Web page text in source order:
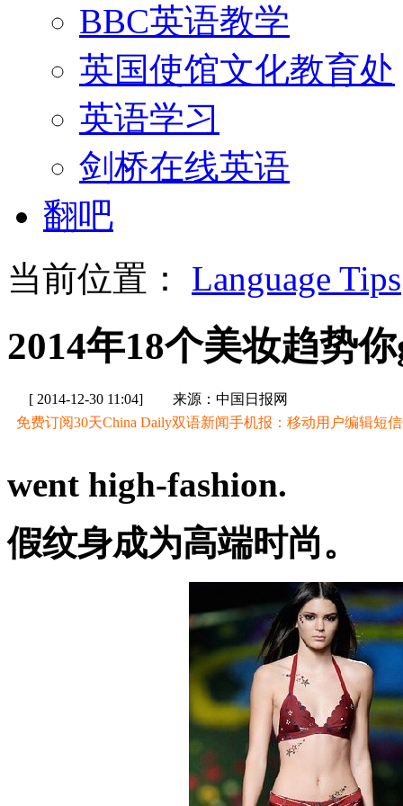
BBC英语教学
英国使馆文化教育处
英语学习
剑桥在线英语
翻吧
当前位置： Language Tips
2014年18个美妆趋势
[ 2014-12-30 11:04]
来源：中国日报网
免费订阅30天China Daily双语新闻手机报：移动用户编辑短信
went high-fashion.
假纹身成为高端时尚。